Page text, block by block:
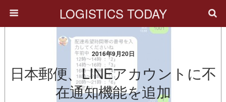
LOGISTICS TODAY
2016年9月20日
日本郵便、LINEアカウントに不
在通知機能を追加